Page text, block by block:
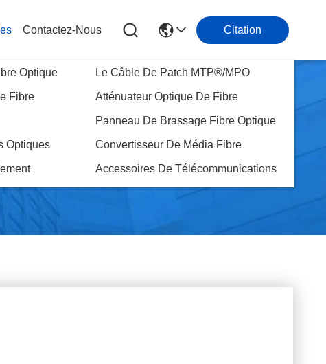
Optique Le Câble De Patch MTP®/MPO
Fibre Atténuateur Optique De Fibre
Panneau De Brassage Fibre Optique
Optiques Convertisseur De Média Fibre
Accessoires De Télécommunications
Contactez-Nous Citation